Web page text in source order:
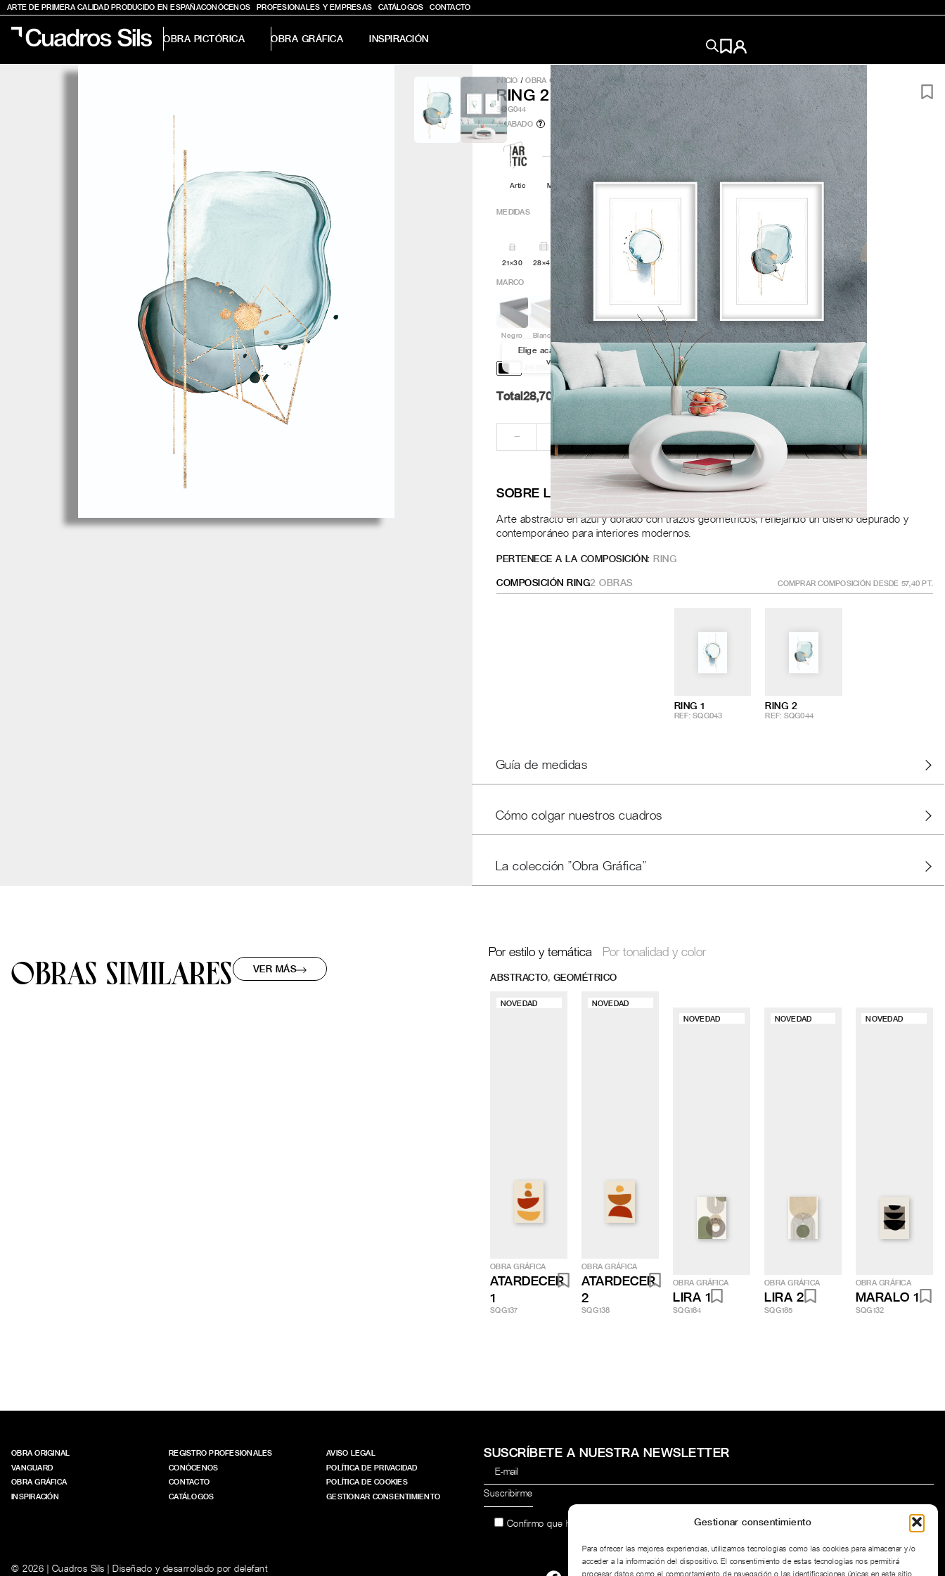
Gestionar consentimiento
Para ofrecer las mejores experiencias, utilizamos tecnologías como las cookies para almacenar y/o
acceder a la información del dispositivo. El consentimiento de estas tecnologías nos permitirá
ARTE DE PRIMERA CALIDAD PRODUCIDO EN ESPAÑACONÓCENOS PROFESIONALES Y EMPRESAS CATÁLOGOS CONTACTO
OBRA PICTÓRICA OBRA GRÁFICA INSPIRACIÓN
Obra Pictórica
INICIO /OBRA GRÁFICA/RING 2
RING 2
SQG044
ACABADO
?
Artic Minimal Q4attro
MEDIDAS
21×30 28×40 30x30 50×50 50×70 60x84 70×100 84x120
PERSONALIZACIÓN Y DISEÑO
MARCO
Negro Blanco Aluminio Nogal Roble
Elige acabado y medida para
ver los marcos
Total28,70Pt.
− +
REGÍSTRATE PARA AÑADIR AL CARRITO
SOBRE LA OBRA
Arte abstracto en azul y dorado con trazos geométricos, reflejando un diseño depurado y
contemporáneo para interiores modernos.
PERTENECE A LA COMPOSICIÓN: RING
COMPOSICIÓN RING2 OBRAS COMPRAR COMPOSICIÓN DESDE 57,40 PT.
RING 1
REF: SQG043
RING 2
REF: SQG044
Guía de medidas
Cómo colgar nuestros cuadros
La colección "Obra Gráfica"
OBRAS SIMILARES VER MÁS
Por estilo y temática Por tonalidad y color
ABSTRACTO, GEOMÉTRICO
NOVEDAD
OBRA GRÁFICA
ATARDECER
1
SQG137
NOVEDAD
OBRA GRÁFICA
ATARDECER
2
SQG138
NOVEDAD
OBRA GRÁFICA
LIRA 1
SQG184
NOVEDAD
OBRA GRÁFICA
LIRA 2
SQG185
NOVEDAD
OBRA GRÁFICA
MARALO 1
SQG132
OBRA ORIGINAL
VANGUARD
OBRA GRÁFICA
INSPIRACIÓN
REGISTRO PROFESIONALES
CONÓCENOS
CONTACTO
CATÁLOGOS
AVISO LEGAL
POLÍTICA DE PRIVACIDAD
POLÍTICA DE COOKIES
GESTIONAR CONSENTIMIENTO
SUSCRÍBETE A NUESTRA NEWSLETTER
Confirmo que he leído y acepto la Política de privacidad del sitio web.
© 2026 | Cuadros Sils | Diseñado y desarrollado por delefant